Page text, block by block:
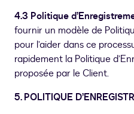
4.3 Politique
fournir un modèle de
pour l’aider dans ce
rapidement la Politique
proposée par le Client.
5. POLITIQUE